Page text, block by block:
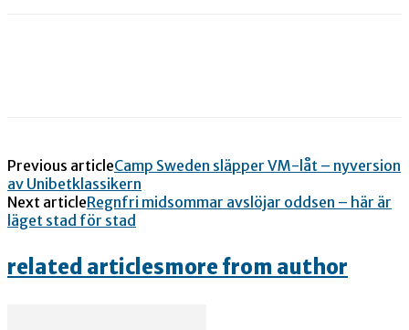
Previous articleCamp Sweden släpper VM-låt – nyversion
av Unibetklassikern
Next articleRegnfri midsommar avslöjar oddsen – här är
läget stad för stad
related articlesmore from author